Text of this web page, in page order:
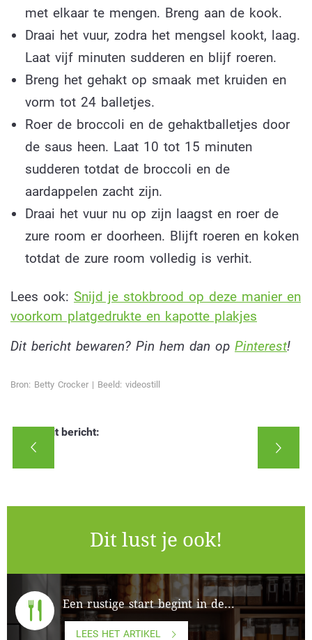
met elkaar te mengen. Breng aan de kook.
Draai het vuur, zodra het mengsel kookt, laag.
Laat vijf minuten sudderen en blijf roeren.
Breng het gehakt op smaak met kruiden en
vorm tot 24 balletjes.
Roer de broccoli en de gehaktballetjes door
de saus heen. Laat 10 tot 15 minuten
sudderen totdat de broccoli en de
aardappelen zacht zijn.
Draai het vuur nu op zijn laagst en roer de
zure room er doorheen. Blijft roeren en koken
totdat de zure room volledig is verhit.
Lees ook: Snijd je stokbrood op deze manier en
voorkom platgedrukte en kapotte plakjes
Dit bericht bewaren? Pin hem dan op Pinterest!
Bron: Betty Crocker | Beeld: videostill
Deel dit bericht:
Dit lust je ook!
Een rustige start begint in de...
LEES HET ARTIKEL